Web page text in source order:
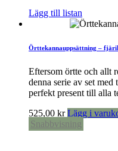
Lägg till listan
Örttekannauppsättning –
Eftersom örtte och allt
denna serie av set
perfekt present till alla
525,00 kr Lägg i
Snabbvisning